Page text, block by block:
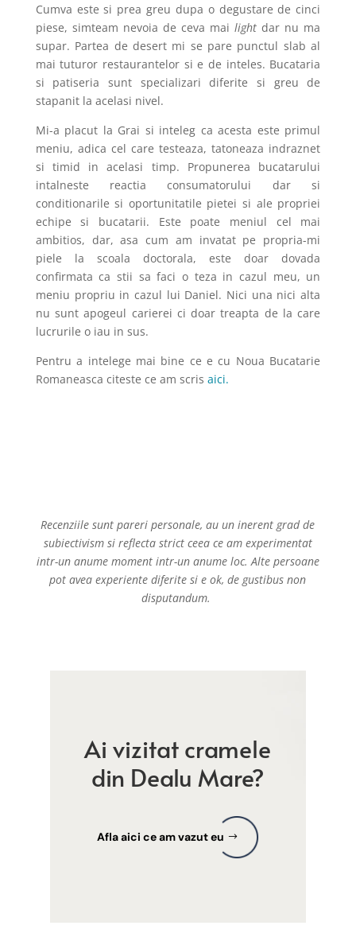
Cumva este si prea greu dupa o degustare de cinci
piese, simteam nevoia de ceva mailight dar nu ma
supar. Partea de desert mi se pare punctul slab al
mai tuturor restaurantelor si e de inteles. Bucataria
si patiseria sunt specializari diferite si greu de
stapanit la acelasi nivel.
Mi-a placut la Grai si inteleg ca acesta este primul
meniu, adica cel care testeaza, tatoneaza indraznet
si timid in acelasi timp. Propunerea bucatarului
intalneste reactia consumatorului dar si
conditionarile si oportunitatile pietei si ale propriei
echipe si bucatarii. Este poate meniul cel mai
ambitios, dar, asa cum am invatat pe propria-mi
piele la scoala doctorala, este doar dovada
confirmata ca stii sa faci o teza in cazul meu, un
meniu propriu in cazul lui Daniel. Nici una nici alta
nu sunt apogeul carierei ci doar treapta de la care
lucrurile o iau in sus.
Pentru a intelege mai bine ce e cu Noua Bucatarie
Romaneasca citeste ce am scris aici.
Recenziile sunt pareri personale, au un inerent grad de
subiectivism si reflecta strict ceea ce am experimentat
intr-un anume moment intr-un anume loc. Alte persoane
pot avea experiente diferite si e ok, de gustibus non
disputandum.
Ai vizitat cramele
din Dealu Mare?
Afla aici ce am vazut eu